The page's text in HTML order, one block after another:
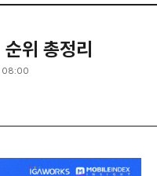
위 총정리
08:00